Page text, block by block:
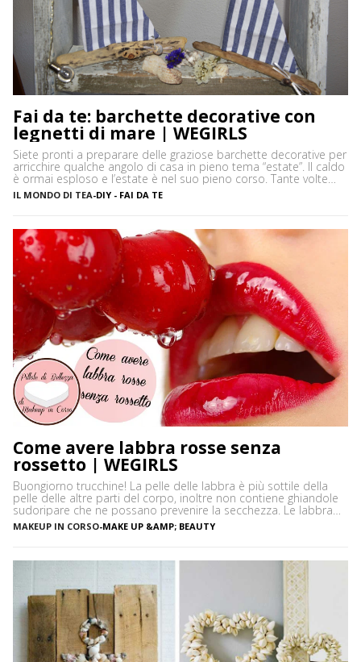
Fai da te: barchette decorative con
legnetti di mare | WEGIRLS
Siete pronti a preparare delle graziose barchette decorative per
arricchire qualche angolo di casa in pieno tema “estate”. Il caldo
è ormai esploso e l’estate è nel suo pieno corso. Tante volte
capita, soprattutto se si sta al mare per lunghi periodi, di
annoiarsi un po’ in spiaggia. Non so voi, ma personalmente
IL MONDO DI TEA-DIY - FAI DA TE
Come avere labbra rosse senza
rossetto | WEGIRLS
Buongiorno trucchine! La pelle delle labbra è più sottile della
pelle delle altre parti del corpo, inoltre non contiene ghiandole
sudoripare che ne possano prevenire la secchezza. Le labbra
sono sensibili alle aggressioni ambientali e spesso possono
diventare scure o sbiadite soprattutto a causa dell’esposizione
MAKEUP IN CORSO-MAKE UP &AMP; BEAUTY